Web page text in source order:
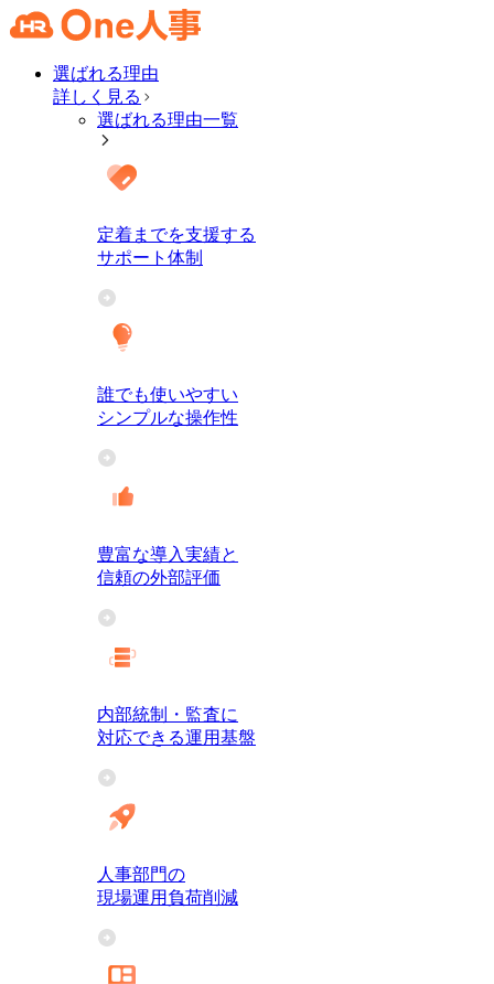
選ばれる理由
詳しく見る
選ばれる理由一覧
定着までを支援する
サポート体制
誰でも使いやすい
シンプルな操作性
豊富な導入実績と
信頼の外部評価
内部統制・監査に
対応できる運用基盤
人事部門の
現場運用負荷削減